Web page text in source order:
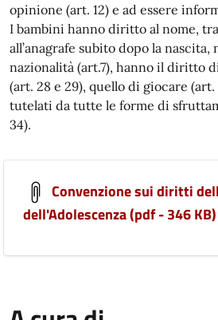
opinione (art. 12) e ad essere
I bambini hanno diritto al nome,
all’anagrafe subito dopo la nascita,
nazionalità (art.7), hanno il diritto
(art. 28 e 29), quello di giocare (art.
tutelati da tutte le forme di
34).
Convenzione sui diritti
dell'Adolescenza (pdf - 346 KB)